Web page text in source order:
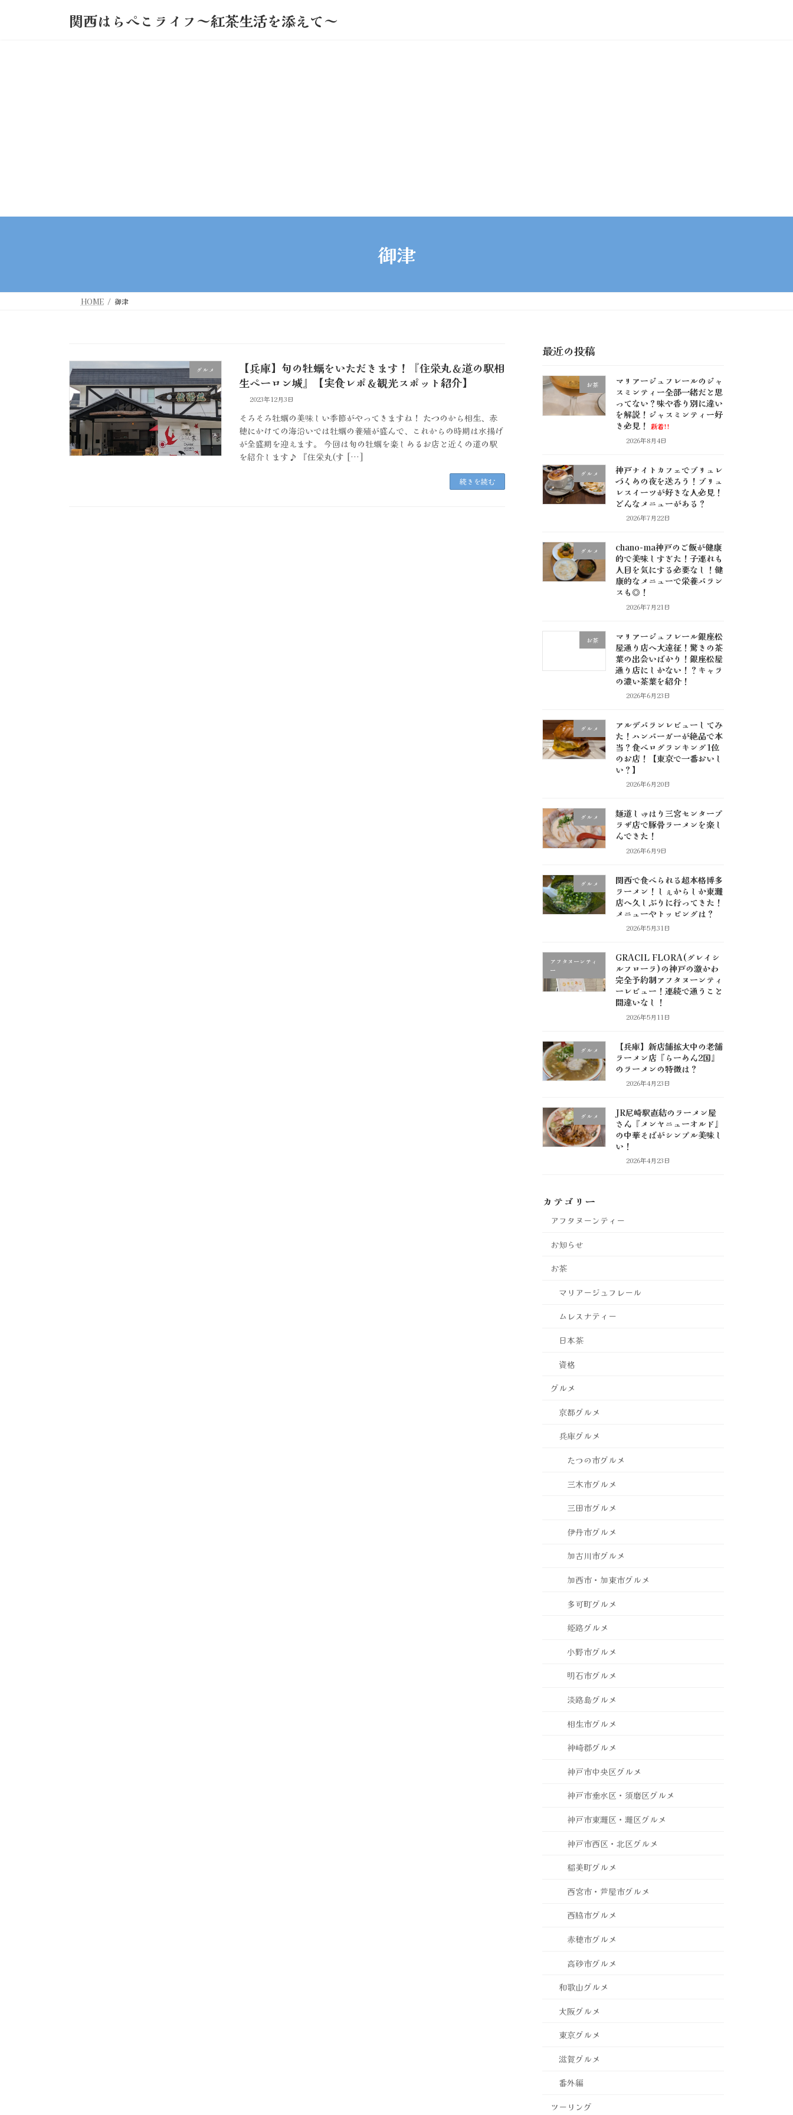
関西はらぺこライフ～紅茶生活を添えて～
御津
HOME 御津
グルメ
【兵庫】旬の牡蠣をいただきます！『住栄丸＆道の駅相
生ペーロン城』【実食レポ＆観光スポット紹介】
2023年12月3日
そろそろ牡蠣の美味しい季節がやってきますね！ たつのから相生、赤
穂にかけての海沿いでは牡蠣の養殖が盛んで、これからの時期は水揚げ
が全盛期を迎えます。 今回は旬の牡蠣を楽しめるお店と近くの道の駅
を紹介します♪ 『住栄丸(す […]
続きを読む
最近の投稿
お茶
マリアージュフレールのジャ
スミンティー全部一緒だと思
ってない？味や香り別に違い
を解説！ジャスミンティー好
き必見！ 新着!!
2026年8月4日
グルメ
神戸ナイトカフェでブリュレ
づくめの夜を送ろう！ブリュ
レスイーツが好きな人必見！
どんなメニューがある？
2026年7月22日
グルメ
chano-ma神戸のご飯が健康
的で美味しすぎた！子連れも
人目を気にする必要なし！健
康的なメニューで栄養バラン
スも◎！
2026年7月21日
お茶
マリアージュフレール銀座松
屋通り店へ大遠征！驚きの茶
葉の出会いばかり！銀座松屋
通り店にしかない！？キャラ
の濃い茶葉を紹介！
2026年6月23日
グルメ
アルデバランレビューしてみ
た！ハンバーガーが絶品で本
当？食べログランキング1位
のお店！【東京で一番おいし
い？】
2026年6月20日
グルメ
麺道しゅはり三宮センタープ
ラザ店で豚骨ラーメンを楽し
んできた！
2026年6月9日
グルメ
関西で食べられる超本格博多
ラーメン！しぇからしか東灘
店へ久しぶりに行ってきた！
メニューやトッピングは？
2026年5月31日
アフタヌーンティ
ー
GRACIL FLORA(グレイシ
ルフローラ)の神戸の激かわ
完全予約制アフタヌーンティ
ーレビュー！連続で通うこと
間違いなし！
2026年5月11日
グルメ
【兵庫】新店舗拡大中の老舗
ラーメン店『らーめん2国』
のラーメンの特徴は？
2026年4月23日
グルメ
JR尼崎駅直結のラーメン屋
さん『メンヤニューオルド』
の中華そばがシンプル美味し
い！
2026年4月23日
カテゴリー
アフタヌーンティー
お知らせ
お茶
マリアージュフレール
ムレスナティー
日本茶
資格
グルメ
京都グルメ
兵庫グルメ
たつの市グルメ
三木市グルメ
三田市グルメ
伊丹市グルメ
加古川市グルメ
加西市・加東市グルメ
多可町グルメ
姫路グルメ
小野市グルメ
明石市グルメ
淡路島グルメ
相生市グルメ
神崎郡グルメ
神戸市中央区グルメ
神戸市垂水区・須磨区グルメ
神戸市東灘区・灘区グルメ
神戸市西区・北区グルメ
稲美町グルメ
西宮市・芦屋市グルメ
西脇市グルメ
赤穂市グルメ
高砂市グルメ
和歌山グルメ
大阪グルメ
東京グルメ
滋賀グルメ
番外編
ツーリング